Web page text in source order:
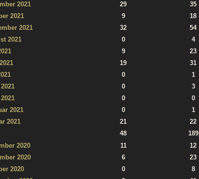
2021
29 35
2021
9 18
2021
32 54
2021
0 4
9 23
19 31
0 1
0 3
0 0
2021
0 1
2021
21 22
48 189
2020
11 12
2020
6 23
2020
0 8